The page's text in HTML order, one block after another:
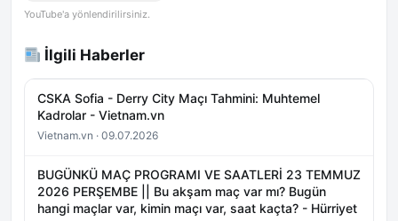
YouTube'a yönlendirilirsiniz.
İlgili Haberler
CSKA Sofia - Derry City Maçı Tahmini: Muhtemel
Kadrolar - Vietnam.vn
Vietnam.vn · 09.07.2026
BUGÜNKÜ MAÇ PROGRAMI VE SAATLERİ 23 TEMMUZ
2026 PERŞEMBE || Bu akşam maç var mı? Bugün
hangi maçlar var, kimin maçı var, saat kaçta? - Hürriyet